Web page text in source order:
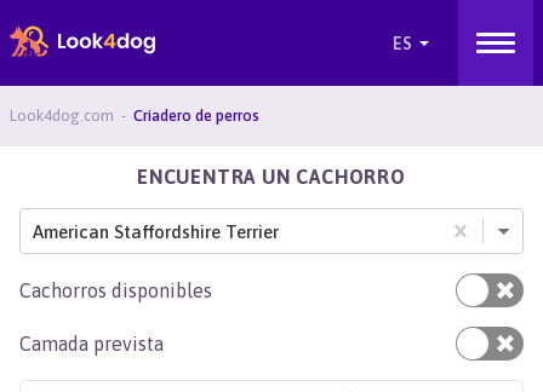
Look4dog.com Criadero de perros
ENCUENTRA UN CACHORRO
American Staffordshire Terrier
Cachorros disponibles
Camada prevista